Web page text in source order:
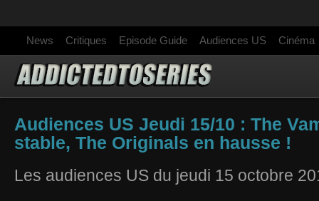
News Critiques Episode Guide Audiences US Cinéma
Audiences US Jeudi 15/10 : The
stable, The Originals en hausse !
Les audiences US du jeudi 15 octobre